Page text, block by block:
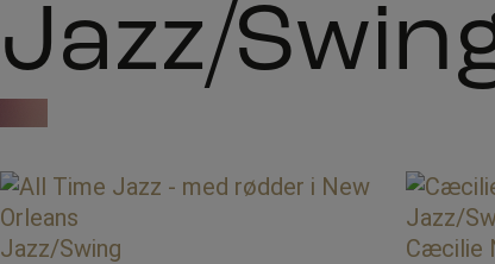
Jazz/
Jazz/Swing
Jazz/
Cæcilie